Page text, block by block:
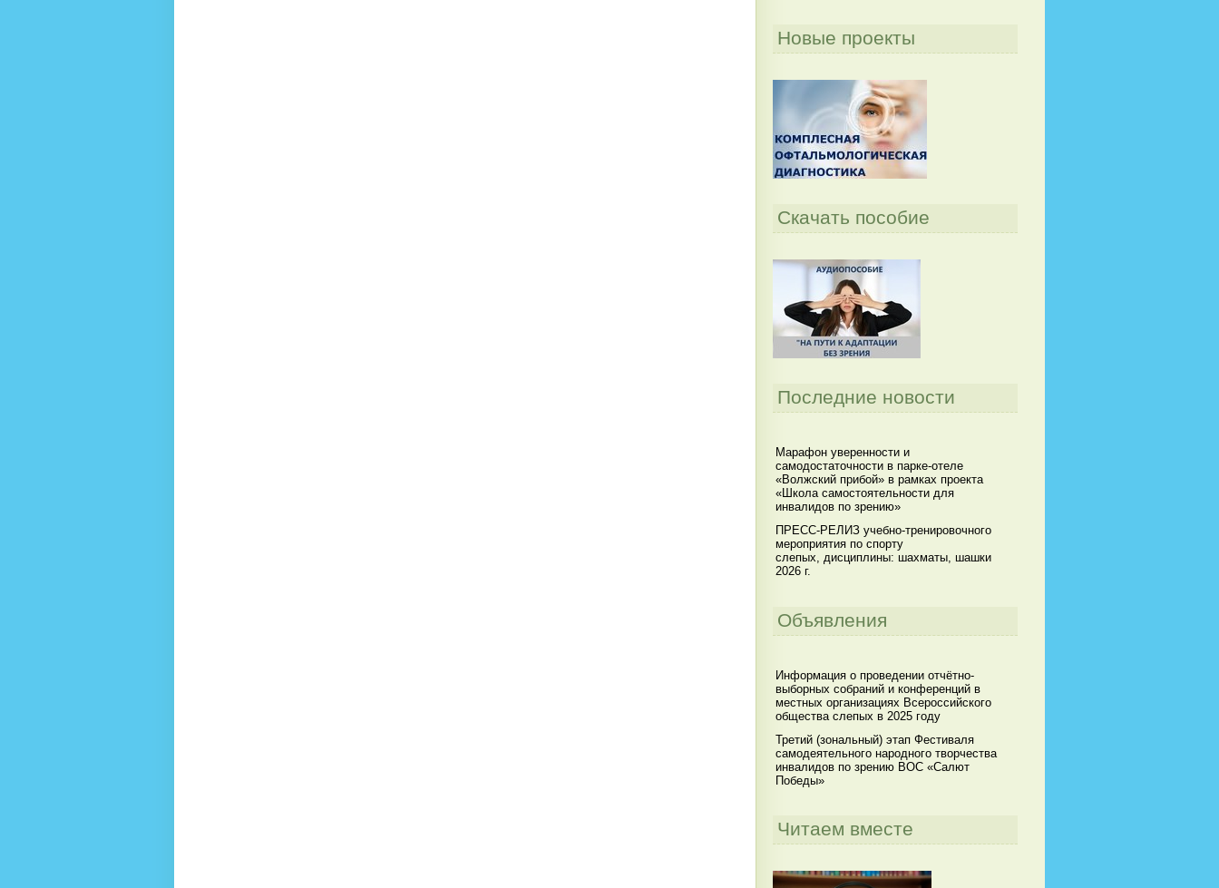
Новые проекты
Скачать пособие
Последние новости
Марафон уверенности и
самодостаточности в парке-отеле
«Волжский прибой» в рамках проекта
«Школа самостоятельности для
инвалидов по зрению»
ПРЕСС-РЕЛИЗ учебно-тренировочного
мероприятия по спорту
слепых, дисциплины: шахматы, шашки
2026 г.
Объявления
Информация о проведении отчётно-
выборных собраний и конференций в
местных организациях Всероссийского
общества слепых в 2025 году
Третий (зональный) этап Фестиваля
самодеятельного народного творчества
инвалидов по зрению ВОС «Салют
Победы»
Читаем вместе